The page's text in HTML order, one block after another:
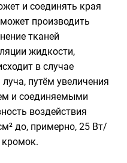
и соединять края
производить
тканей
жидкости,
в случае
путём увеличения
и соединяемыми
воздействия
до, примерно, 25 Вт/
кромок.